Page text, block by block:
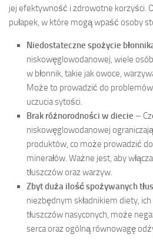
jej efektywność i zdrowotne korzyści.
pułapek, w które mogą wpaść osoby
Niedostateczne spożycie
niskowęglowodanowej, wiele
w błonnik, takie jak owoce,
Może to prowadzić do
uczucia sytości.
Brak różnorodności w diecie –
niskowęglowodanowej
produktów, co może prowadzić
minerałów. Ważne jest, aby
tłuszczów oraz warzyw.
Zbyt duża ilość spożywanych
niezbędnym składnikiem diety, ich
tłuszczów nasyconych, może
serca oraz ogólną równowagę